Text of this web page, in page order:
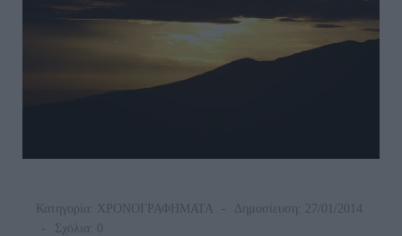
Κατηγορία: ΧΡΟΝΟΓΡΑΦΗΜΑΤΑ
Δημοσίευση: 27/01/2014
Σχόλια: 0